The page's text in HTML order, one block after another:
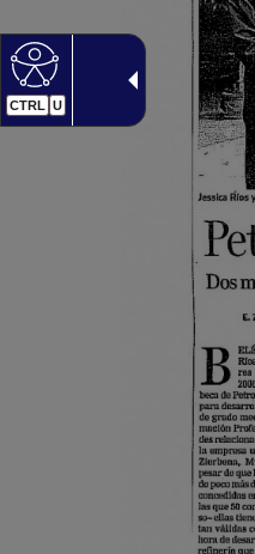
CTRL U